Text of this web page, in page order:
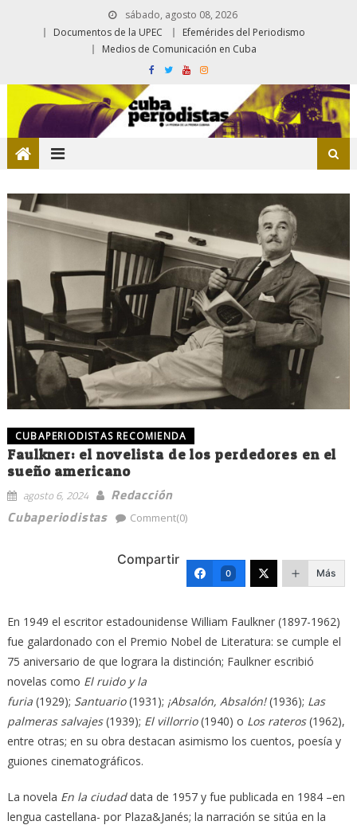
sábado, agosto 08, 2026
Documentos de la UPEC
Efemérides del Periodismo
Medios de Comunicación en Cuba
CUBAPERIODISTAS RECOMIENDA
Faulkner: el novelista de los perdedores en el
sueño americano
agosto 6, 2024
Redacción
Cubaperiodistas
Comment(0)
Compartir
0 Más
En 1949 el escritor estadounidense William Faulkner (1897-1962)
fue galardonado con el Premio Nobel de Literatura: se cumple el
75 aniversario de que lograra la distinción; Faulkner escribió
novelas como El ruido y la
furia (1929); Santuario(1931); ¡Absalón, Absalón!(1936); Las
palmeras salvajes(1939); El villorrio(1940) o Los rateros(1962),
entre otras; en su obra destacan asimismo los cuentos, poesía y
guiones cinematográficos.
La novela En la ciudaddata de 1957 y fue publicada en 1984 –en
lengua castellana- por Plaza&Janés; la narración se sitúa en la